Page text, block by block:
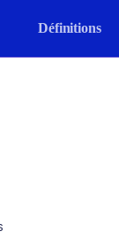
Définitions